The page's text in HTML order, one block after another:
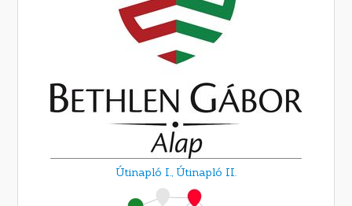
Útinapló I., Útinapló II.